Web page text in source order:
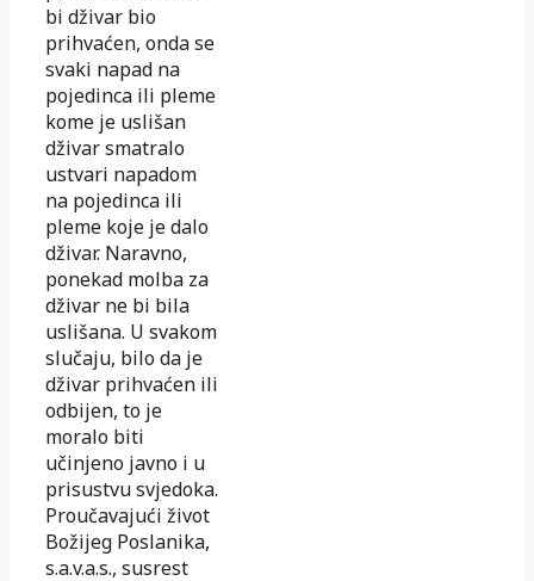
bi dživar bio
prihvaćen, onda se
svaki napad na
pojedinca ili pleme
kome je uslišan
dživar smatralo
ustvari napadom
na pojedinca ili
pleme koje je dalo
dživar. Naravno,
ponekad molba za
dživar ne bi bila
uslišana. U svakom
slučaju, bilo da je
dživar prihvaćen ili
odbijen, to je
moralo biti
učinjeno javno i u
prisustvu svjedoka.
Proučavajući život
Božijeg Poslanika,
s.a.v.a.s., susrest